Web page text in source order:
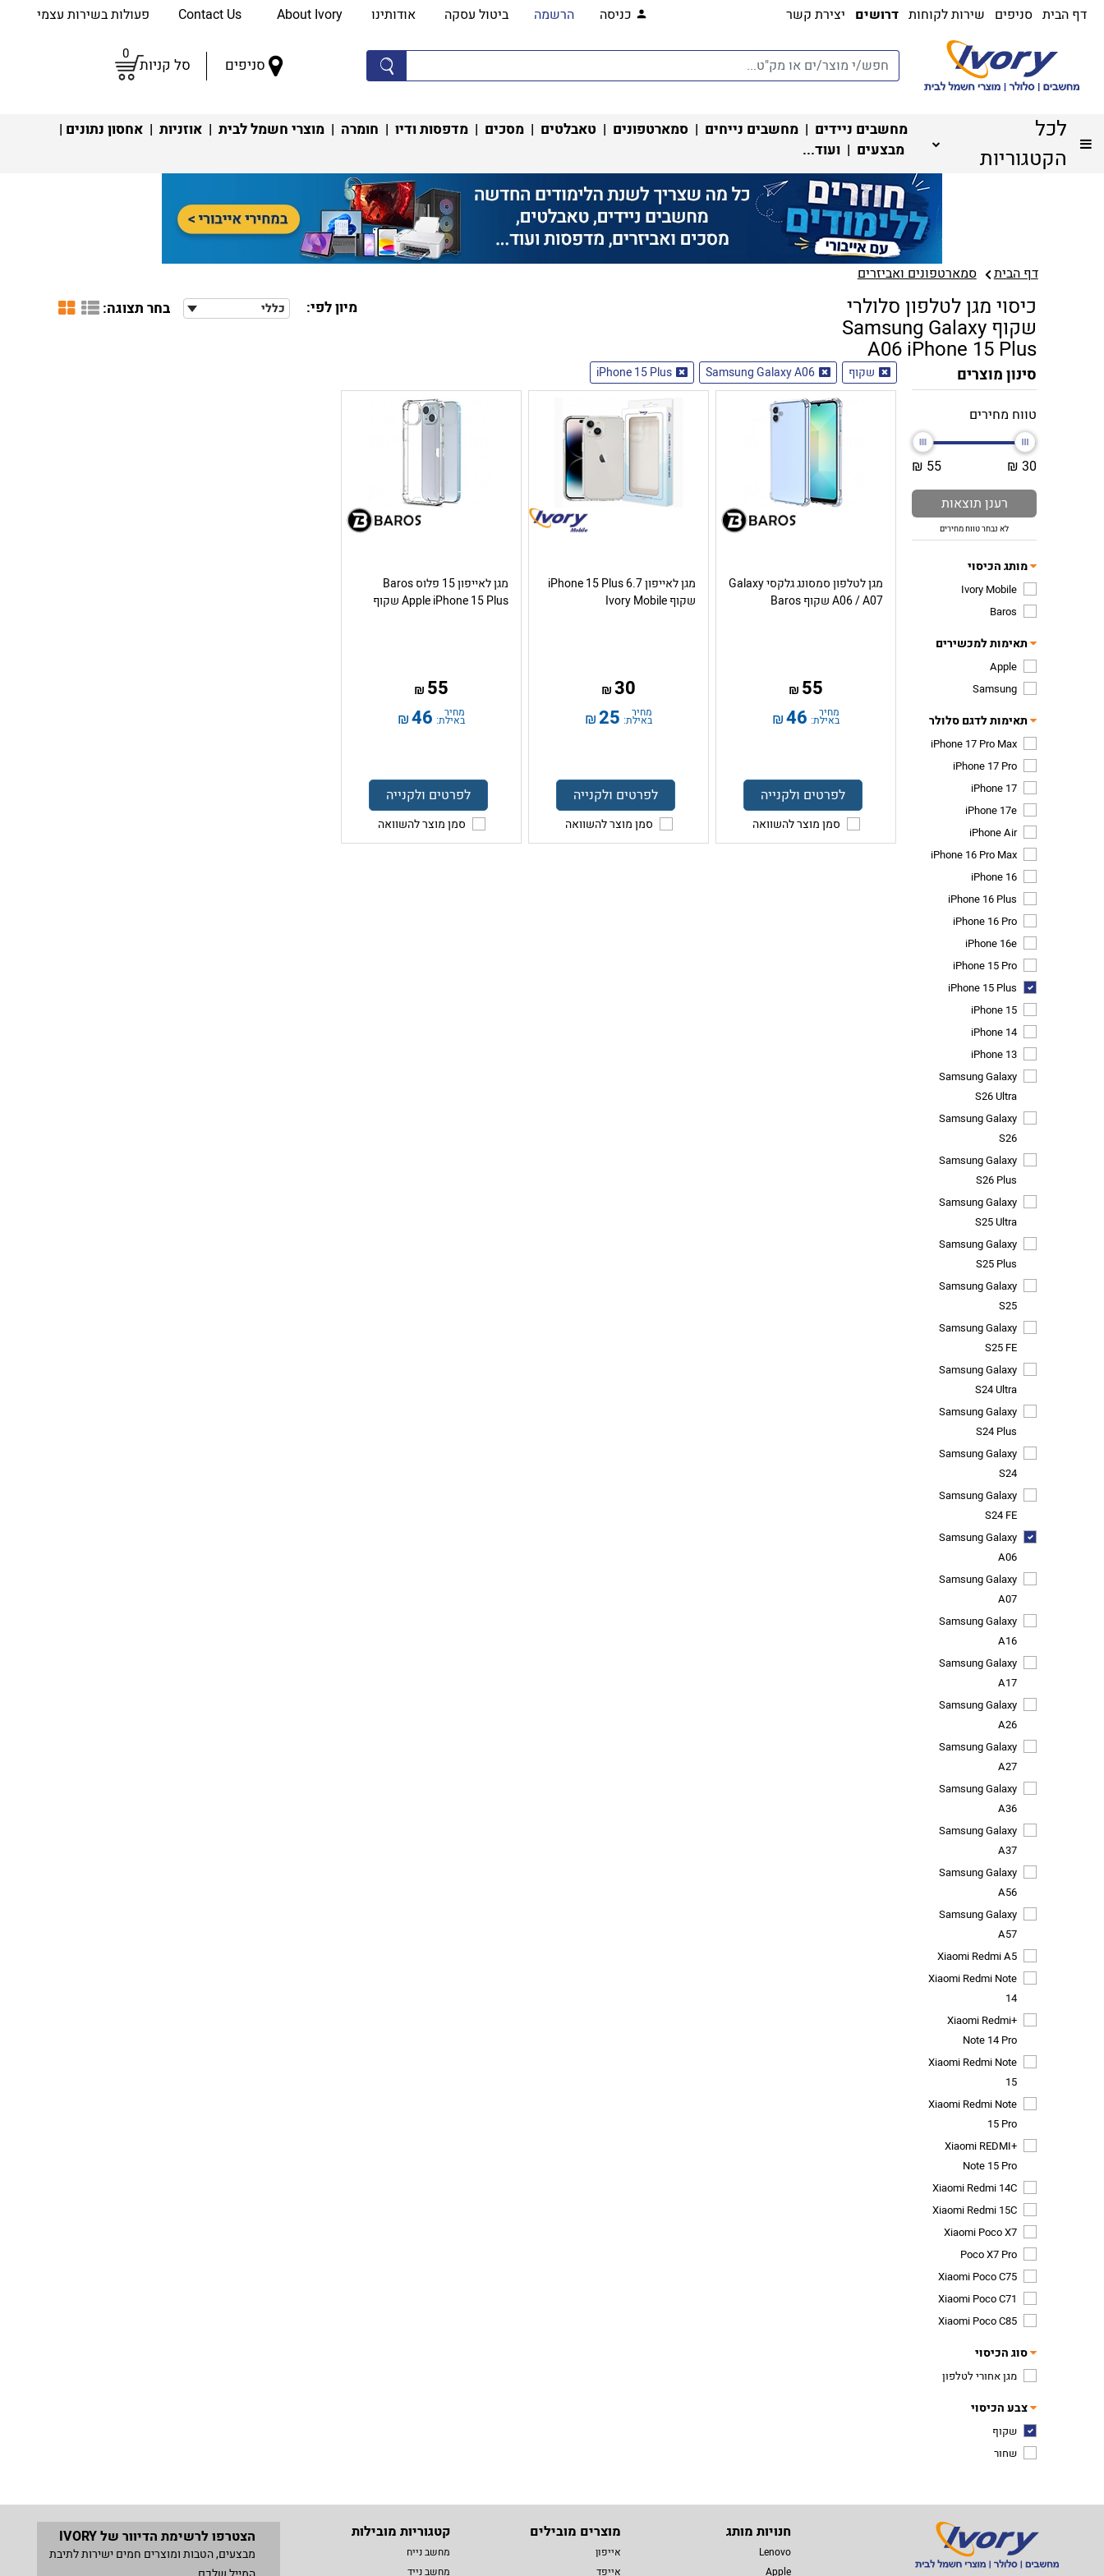
דף הבית סניפים שירות לקוחות דרושים יצירת קשר כניסה הרשמה ביטול עסקה אודותינו About Ivory פעולות בשירות עצמי
סניפים סל קניות
0
לכל
הקטגוריות
מחשבים ניידים | מחשבים נייחים | סמארטפונים | טאבלטים | מסכים | מדפסות ודיו | חומרה | מוצרי חשמל לבית | אוזניות | אחסון נתונים |
מבצעים | ועוד...
דף הבית סמארטפונים ואביזרים
כיסוי מגן לטלפון סלולרי
שקוף Samsung Galaxy
A06 iPhone 15 Plus
מיון לפי: כללי בחר תצוגה:
סינון מוצרים
טווח מחירים
30 ₪
55 ₪
רענן תוצאות
לא נבחר טווח מחירים
מותג הכיסוי
Ivory Mobile
Baros
תאימות למכשירים
Apple
Samsung
תאימות לדגם סלולר
iPhone 17 Pro Max
iPhone 17 Pro
iPhone 17
iPhone 17e
iPhone Air
iPhone 16 Pro Max
iPhone 16
iPhone 16 Plus
iPhone 16 Pro
iPhone 16e
iPhone 15 Pro
iPhone 15 Plus
iPhone 15
iPhone 14
iPhone 13
Samsung Galaxy
S26 Ultra
Samsung Galaxy
S26
Samsung Galaxy
S26 Plus
Samsung Galaxy
S25 Ultra
Samsung Galaxy
S25 Plus
Samsung Galaxy
S25
Samsung Galaxy
S25 FE
Samsung Galaxy
S24 Ultra
Samsung Galaxy
S24 Plus
Samsung Galaxy
S24
Samsung Galaxy
S24 FE
Samsung Galaxy
A06
Samsung Galaxy
A07
Samsung Galaxy
A16
Samsung Galaxy
A17
Samsung Galaxy
A26
Samsung Galaxy
A27
Samsung Galaxy
A36
Samsung Galaxy
A37
Samsung Galaxy
A56
Samsung Galaxy
A57
Xiaomi Redmi A5
Xiaomi Redmi Note
14
+Xiaomi Redmi
Note 14 Pro
Xiaomi Redmi Note
15
Xiaomi Redmi Note
15 Pro
+Xiaomi REDMI
Note 15 Pro
Xiaomi Redmi 14C
Xiaomi Redmi 15C
Xiaomi Poco X7
Poco X7 Pro
Xiaomi Poco C75
Xiaomi Poco C71
Xiaomi Poco C85
סוג הכיסוי
מגן אחורי לטלפון
צבע הכיסוי
שקוף
שחור
שקוף Samsung Galaxy A06
iPhone 15 Plus
מגן לטלפון סמסונג גלקסי Galaxy
A06 / A07 שקוף Baros
55
₪
מחיר
באילת: 46
₪
לפרטים ולקנייה
סמן מוצר להשוואה
מגן לאייפון iPhone 15 Plus 6.7
שקוף Ivory Mobile
30
₪
מחיר
באילת: 25
₪
לפרטים ולקנייה
סמן מוצר להשוואה
מגן לאייפון 15 פלוס Baros
Apple iPhone 15 Plus שקוף
55
₪
מחיר
באילת: 46
₪
לפרטים ולקנייה
סמן מוצר להשוואה
חנויות מותג
Lenovo
Apple
מוצרים מובילים
אייפון
אייפד
קטגוריות מובילות
מחשב נייח
מחשב נייד
הצטרפו לרשימת הדיוור של IVORY
מבצעים, הטבות ומוצרים חמים ישירות לתיבת